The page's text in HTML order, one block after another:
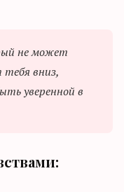
не может
вниз,
уверенной в